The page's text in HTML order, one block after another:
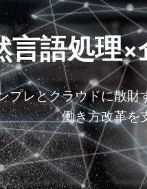
言語処理
プレとクラウドに散
働き方改革を